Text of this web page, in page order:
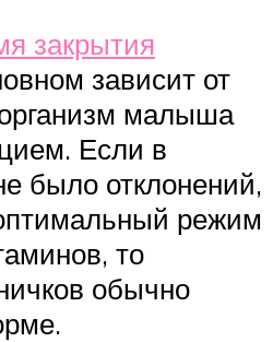
закрытия
зависит от
организм малыша
Если в
было отклонений,
режим
то
обычно